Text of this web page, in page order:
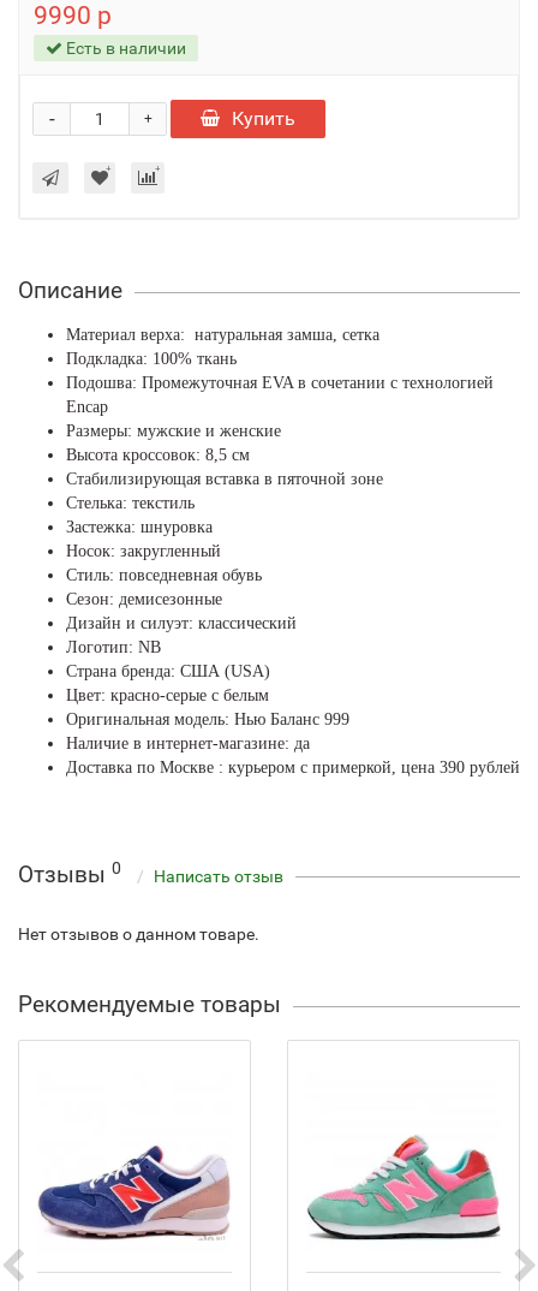
9990 р
Есть в наличии
+
- Купить
Описание
Материал верха: натуральная замша, сетка
Подкладка: 100% ткань
Подошва: Промежуточная EVA в сочетании с технологией
Encap
Размеры: мужские и женские
Высота кроссовок: 8,5 см
Стабилизирующая вставка в пяточной зоне
Стелька: текстиль
Застежка: шнуровка
Носок: закругленный
Стиль: повседневная обувь
Сезон: демисезонные
Дизайн и силуэт: классический
Логотип: NB
Страна бренда: США (USA)
Цвет: красно-серые с белым
Оригинальная модель: Нью Баланс 999
Наличие в интернет-магазине: да
Доставка по Москве : курьером с примеркой, цена 390 рублей
Отзывы 0 Написать отзыв
Нет отзывов о данном товаре.
Рекомендуемые товары